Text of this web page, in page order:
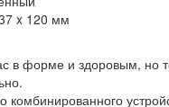
x 120 мм
в форме и здоровым, но
комбинированного